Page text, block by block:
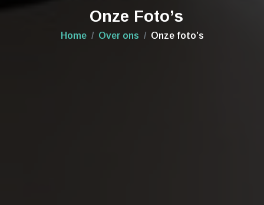
Onze Foto’s
Home Over ons Onze foto’s